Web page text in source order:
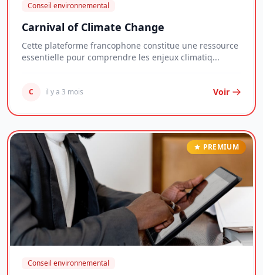
Conseil environnemental
Carnival of Climate Change
Cette plateforme francophone constitue une ressource
essentielle pour comprendre les enjeux climatiq...
C il y a 3 mois Voir
PREMIUM
Conseil environnemental